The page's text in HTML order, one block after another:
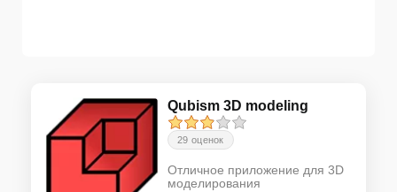
Qubism 3D modeling
29 оценок
Отличное приложение для 3D
моделирования